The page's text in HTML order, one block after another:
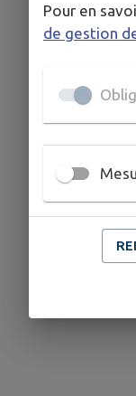
Pour en
de gestion